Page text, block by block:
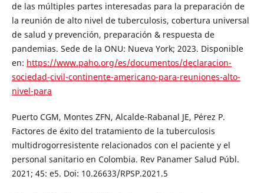
de las múltiples partes interesadas para la preparación de
la reunión de alto nivel de tuberculosis, cobertura universal
de salud y prevención, preparación & respuesta de
pandemias. Sede de la ONU: Nueva York; 2023. Disponible
en: https://www.paho.org/es/documentos/declaracion-
sociedad-civil-continente-americano-para-reuniones-alto-
nivel-para
Puerto CGM, Montes ZFN, Alcalde-Rabanal JE, Pérez P.
Factores de éxito del tratamiento de la tuberculosis
multidrogorresistente relacionados con el paciente y el
personal sanitario en Colombia. Rev Panamer Salud Públ.
2021; 45: e5. Doi: 10.26633/RPSP.2021.5